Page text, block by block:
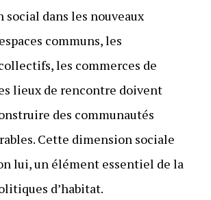
social dans les nouveaux
communs, les
les commerces de
lieux de rencontre doivent
des communautés
Cette dimension sociale
lui, un élément essentiel de la
d’habitat.